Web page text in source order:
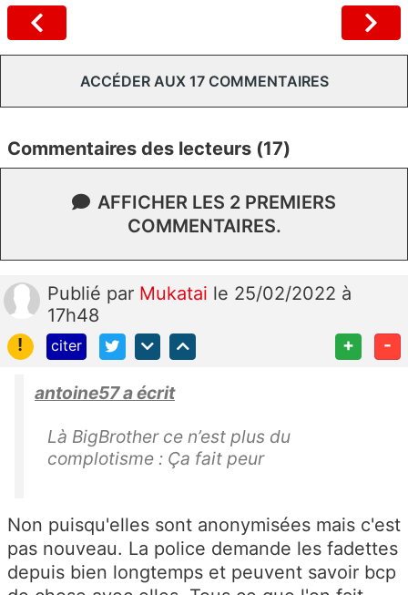
ACCÉDER AUX 17 COMMENTAIRES
Commentaires des lecteurs (17)
AFFICHER LES 2 PREMIERS
COMMENTAIRES.
Publié par Mukatai le 25/02/2022 à
17h48
!
citer + -
antoine57 a écrit
Là BigBrother ce n’est plus du
complotisme : Ça fait peur
Non puisqu'elles sont anonymisées mais c'est
pas nouveau. La police demande les fadettes
depuis bien longtemps et peuvent savoir bcp